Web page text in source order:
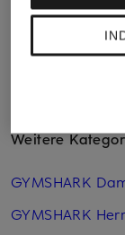
Weitere
GYMSHARK
GYMSHARK